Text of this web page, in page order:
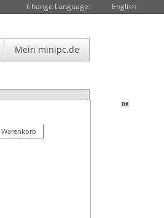
0€
Change Language: English
Mein minipc.de
Warenkorb